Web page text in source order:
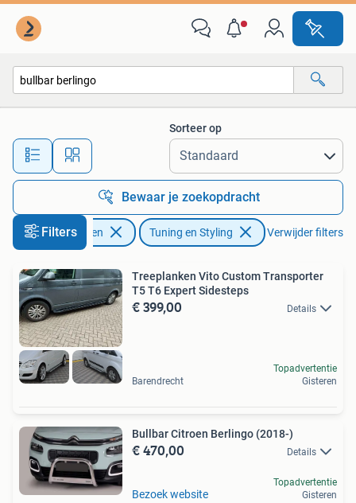
Alle afstanden…
Sorteer op
Bewaar je zoekopdracht
Filters
Auto diversen Tuning en Styling Verwijder filters
Treeplanken Vito Custom Transporter
T5 T6 Expert Sidesteps
€ 399,00 Details
Barendrecht
Topadvertentie
Gisteren
Bullbar Citroen Berlingo (2018-)
€ 470,00 Details
Bezoek website
Topadvertentie
Gisteren